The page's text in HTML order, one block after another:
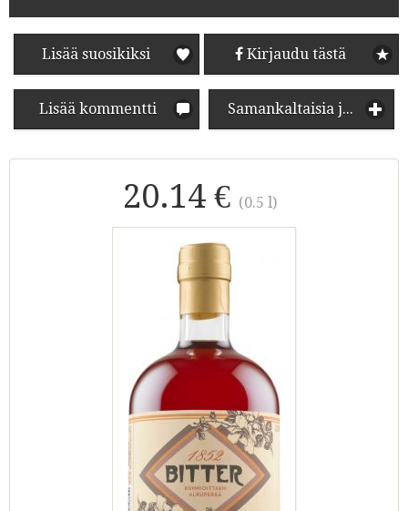
Lisää suosikiksi Kirjaudu tästä
Lisää kommentti Samankaltaisia juomia
20.14 € (0.5 l)